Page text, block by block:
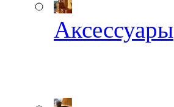
Аксессуары